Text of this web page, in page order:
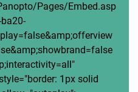
Pages/Embed.asp
1px solid